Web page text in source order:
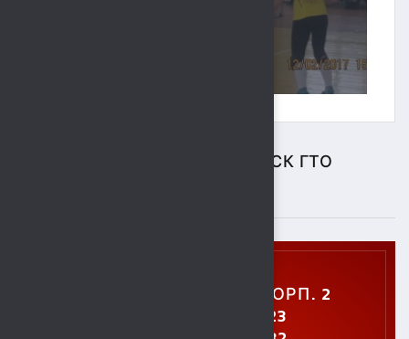
ЦЕНТР ТЕСТИРОВАНИЯ ВФСК ГТО
УЛ. УШИНСКОГО, 5, КОРП. 2
+7 (4742) 48-27-23